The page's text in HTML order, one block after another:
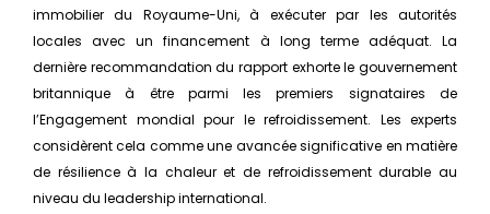
immobilier du Royaume-Uni, à exécuter par les autorités
locales avec un financement à long terme adéquat. La
dernière recommandation du rapport exhorte le gouvernement
britannique à être parmi les premiers signataires de
l’Engagement mondial pour le refroidissement. Les experts
considèrent cela comme une avancée significative en matière
de résilience à la chaleur et de refroidissement durable au
niveau du leadership international.